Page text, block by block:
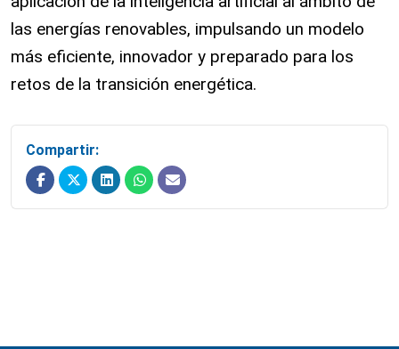
las energías renovables, impulsando un modelo
más eficiente, innovador y preparado para los
retos de la transición energética.
Compartir: